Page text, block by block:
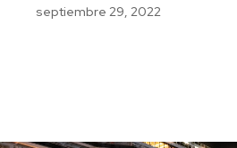
septiembre 29, 2022